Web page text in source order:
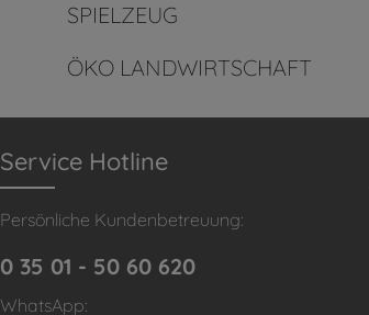
SPIELZEUG
ÖKO LANDWIRTSCHAFT
Service Hotline
Persönliche Kundenbetreuung:
0 35 01 - 50 60 620
WhatsApp: